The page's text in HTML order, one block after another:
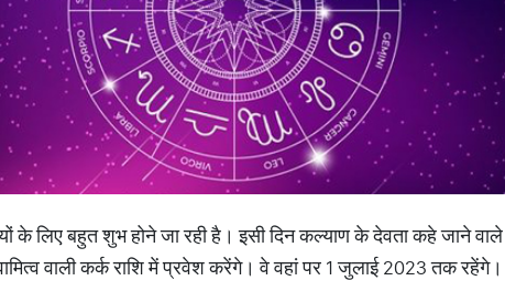
के लिए बहुत शुभ होने जा रही है। इसी दिन कल्याण के देवता कहे जाने
वाली कर्क राशि में प्रवेश करेंगे। वे वहां पर 1 जुलाई 2023 तक रहेंगे।